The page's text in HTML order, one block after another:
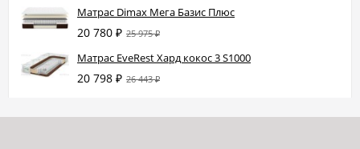
Матрас Dimax Мега Базис Плюс
20 780 ₽ 25 975₽
Матрас EveRest Хард кокос 3 S1000
20 798 ₽ 26 443₽